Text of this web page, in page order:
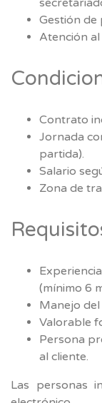
Gestión de
Atención
Contrato
Jornada
partida).
Salario
Zona de
(mínimo 6
Manejo
Valorable
Persona
al cliente.
Las personas